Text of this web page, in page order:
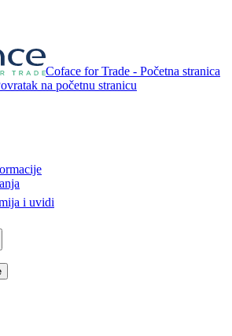
Coface for Trade - Početna stranica
na početnu stranicu
i uvidi